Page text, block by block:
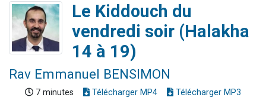
Le Kiddouch du
vendredi soir (Halakha
14 à 19)
Rav Emmanuel BENSIMON
7 minutes Télécharger MP4 Télécharger MP3